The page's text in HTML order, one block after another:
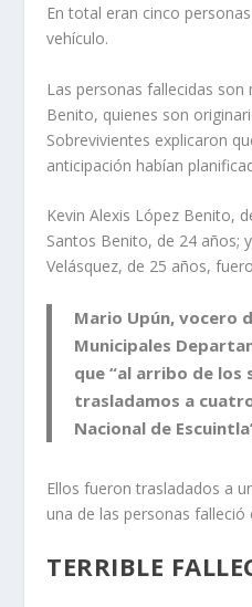
En total eran cinco
vehículo.
Las personas fallecidas
Benito, quienes son
Sobrevivientes explicaron
anticipación habían
Kevin Alexis López Benito,
Santos Benito, de 24 años;
Velásquez, de 25 años,
Mario Upún, vocero
Municipales
que “al arribo de los
trasladamos a
Nacional de
Ellos fueron trasladados a
una de las personas falleció
TERRIBLE